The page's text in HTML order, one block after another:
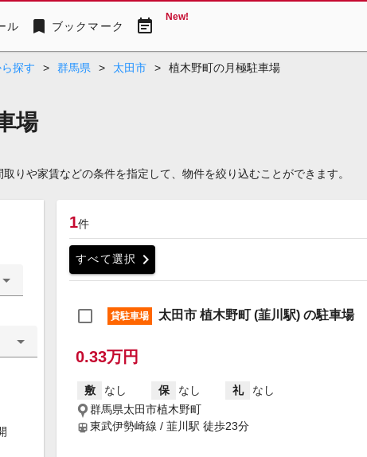
ル bookmark ブックマーク event_note New!
探す > 群馬県 > 太田市 > 植木野町の月極駐車場
場
りや家賃などの条件を指定して、物件を絞り込むことができます。
1件
すべて選択 chevron_right
貸駐車場 太田市 植木野町 (韮川駅) の駐車場
0.33万円
敷 なし 保 なし 礼
なし
群馬県太田市植木野町
東武伊勢崎線 / 韮川駅 徒歩23分